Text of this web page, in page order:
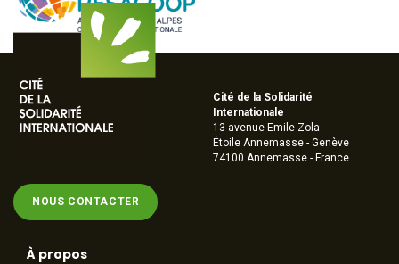
NOUS CONTACTER
Cité de la Solidarité
Internationale
13 avenue Emile Zola
Étoile Annemasse - Genève
74100 Annemasse - France
À propos